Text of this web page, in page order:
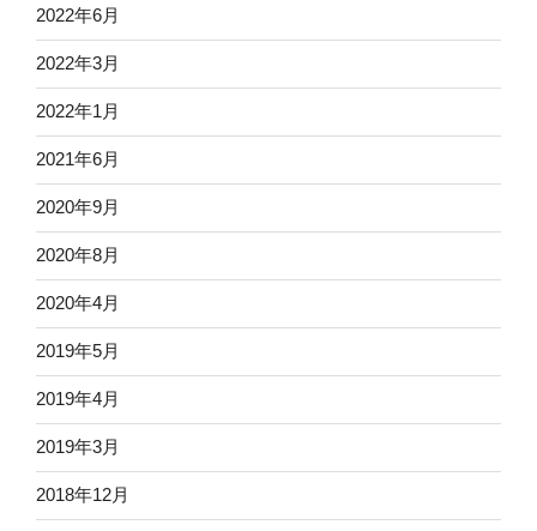
2022年6月
2022年3月
2022年1月
2021年6月
2020年9月
2020年8月
2020年4月
2019年5月
2019年4月
2019年3月
2018年12月